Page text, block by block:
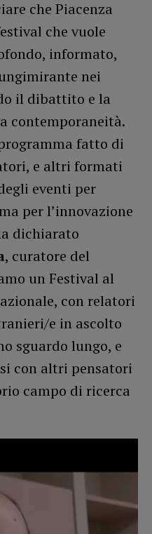
che Piacenza
che vuole
informato,
nei
il dibattito e la
contemporaneità.
fatto di
e altri formati
eventi per
per l’innovazione
dichiarato
, curatore del
un Festival al
con relatori
e in ascolto
sguardo lungo, e
con altri pensatori
campo di ricerca